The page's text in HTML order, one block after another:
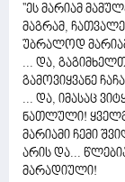
''ეს მარიამ
მაგრამ,
უბრალოდ
... და,
გამოვიყვანე
... და, იმასაც
ნათლული!
მარიამი ჩემი
არის და...
მარადიული!